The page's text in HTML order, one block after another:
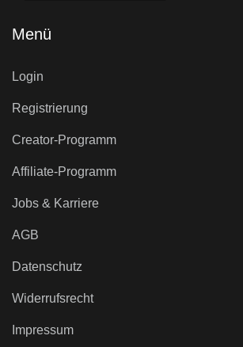
Menü
Login
Registrierung
Creator-Programm
Affiliate-Programm
Jobs & Karriere
AGB
Datenschutz
Widerrufsrecht
Impressum